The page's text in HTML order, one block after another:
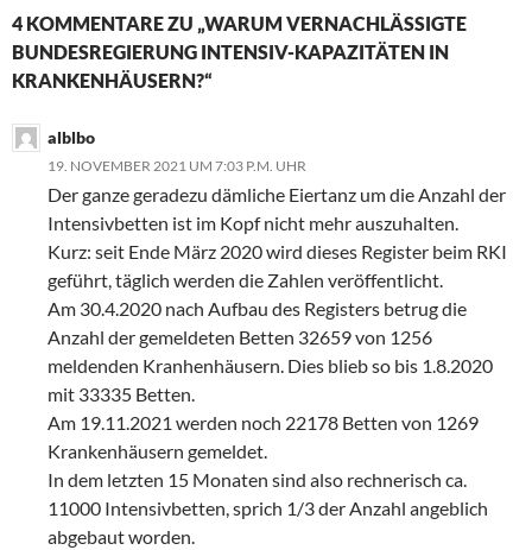
4 KOMMENTARE ZU „WARUM VERNACHLÄSSIGTE
BUNDESREGIERUNG INTENSIV-KAPAZITÄTEN IN
KRANKENHÄUSERN?“
alblbo
19. NOVEMBER 2021 UM 7:03 P.M. UHR
Der ganze geradezu dämliche Eiertanz um die Anzahl der
Intensivbetten ist im Kopf nicht mehr auszuhalten.
Kurz: seit Ende März 2020 wird dieses Register beim RKI
geführt, täglich werden die Zahlen veröffentlicht.
Am 30.4.2020 nach Aufbau des Registers betrug die
Anzahl der gemeldeten Betten 32659 von 1256
meldenden Kranhenhäusern. Dies blieb so bis 1.8.2020
mit 33335 Betten.
Am 19.11.2021 werden noch 22178 Betten von 1269
Krankenhäusern gemeldet.
In dem letzten 15 Monaten sind also rechnerisch ca.
11000 Intensivbetten, sprich 1/3 der Anzahl angeblich
abgebaut worden.